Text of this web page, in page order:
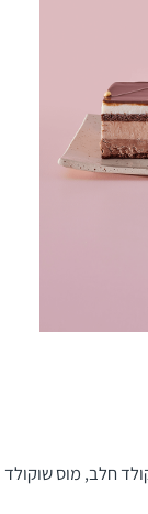
חלב, מוס שוקולד